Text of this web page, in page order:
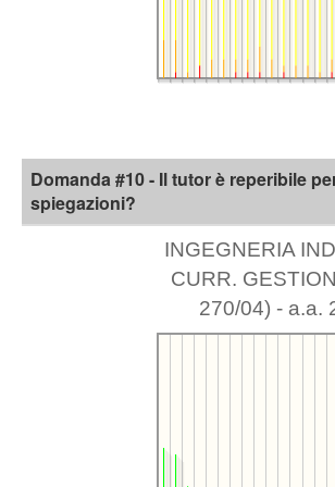
Domanda #10 - Il tutor è reperibile
spiegazioni?
INGEGNERIA
CURR.
270/04) - a.a.